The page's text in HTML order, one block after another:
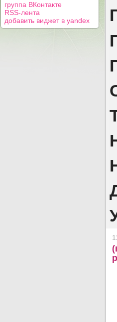
группа ВКонтакте
RSS-лента
добавить виджет в yandex